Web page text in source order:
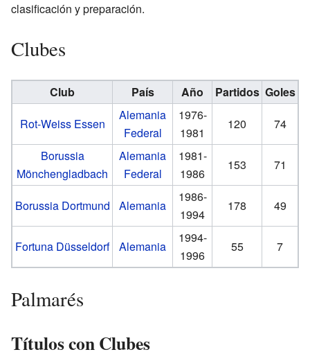
clasificación y preparación.
Clubes
Club País Año Partidos Goles
Rot-Weiss Essen
Alemania
Federal
1976-
1981
120
74
Borussia
Mönchengladbach
Alemania
Federal
1981-
1986
153 71
Borussia Dortmund Alemania
1986-
1994
178 49
Fortuna Düsseldorf Alemania
1994-
1996
55 7
Palmarés
Títulos con Clubes